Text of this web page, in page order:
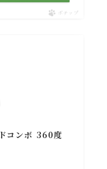
ポチップ
コンボ 360度